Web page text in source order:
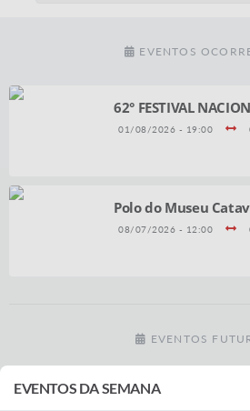
EVENTOS
62° FESTIVAL
01/08/2026 - 19:00
Polo do Museu
08/07/2026 - 12:00
EVENTOS
CAMPEONATO DE
EVENTOS DA SEMANA